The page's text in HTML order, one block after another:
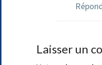
Laisser un